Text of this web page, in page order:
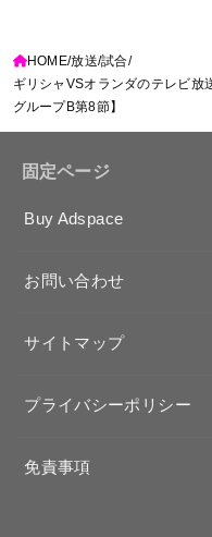
HOME 放送 試合
ギリシャVSオランダのテレビ放
グループB第8節】
固定ページ
Buy Adspace
お問い合わせ
サイトマップ
プライバシーポリシー
免責事項